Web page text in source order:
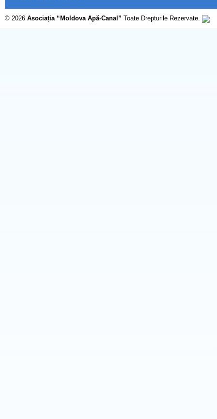
© 2026 Asociația “Moldova Apă-Canal” Toate Drepturile Rezervate.